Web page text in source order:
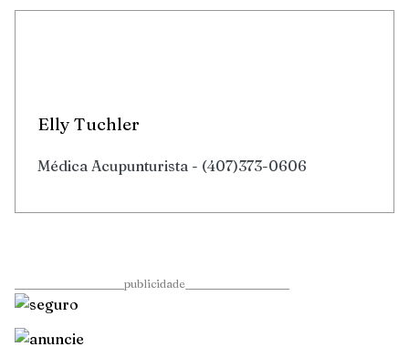
Elly Tuchler
Médica Acupunturista - (407)373-0606
____________________publicidade___________________